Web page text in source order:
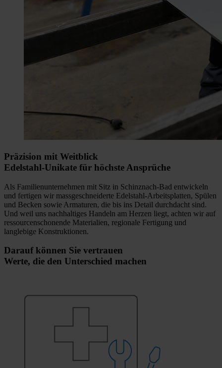
Präzision mit Weitblick
Edelstahl-Unikate für höchste Ansprüche
Als Familienunternehmen mit Sitz in Schinznach-Bad entwickeln
und fertigen wir massgeschneiderte Edelstahl-Arbeitsplatten, Spülen
und Becken sowie Armaturen, die bis ins Detail durchdacht sind.
Und weil uns nachhaltiges Handeln am Herzen liegt, achten wir auf
ressourcenschonende Materialien, regionale Fertigung und
langlebige Konstruktionen.
Darauf können Sie vertrauen
Werte, die den Unterschied machen